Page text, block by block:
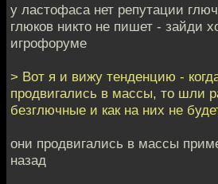
у ластофаса нет репутации
глюков никто не пишет - зайди
игрофоруме
> Вот я и вижу тенденцию -
продвигались в массы, то шли
безглючные и как на них не
они продвигались в массы
назад